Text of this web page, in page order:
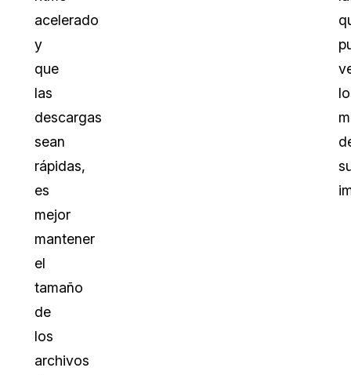
acelerado
y
que
las
descargas
sean
rápidas,
es
mejor
mantener
el
tamaño
de
los
archivos